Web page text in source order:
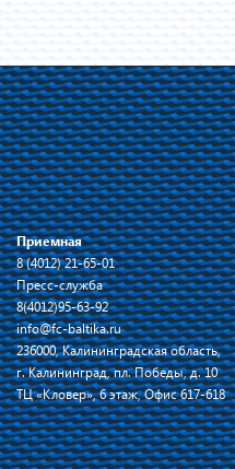
Приемная
8 (4012) 21-65-01
Пресс-служба
8(4012)95-63-92
info@fc-baltika.ru
236000, Калининградская область,
г. Калининград, пл. Победы, д. 10
ТЦ «Кловер», 6 этаж, Офис 617-618